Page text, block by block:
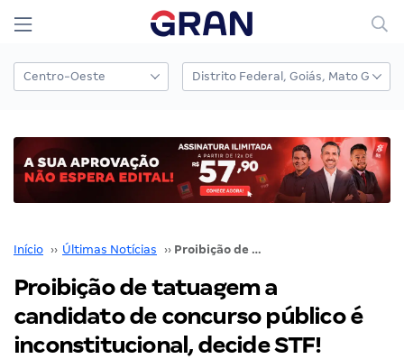
Início ›› Últimas Notícias ›› Proibição de tatuagem a candidato de concurso público é inconstitucional, decide STF!
Proibição de tatuagem a
candidato de concurso público é
inconstitucional, decide STF!